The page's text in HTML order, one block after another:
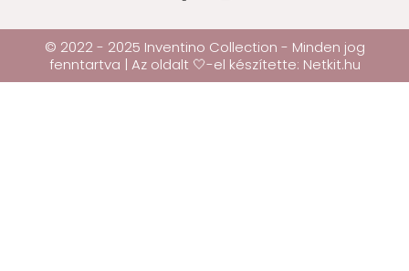
© 2022 - 2025 Inventino Collection - Minden jog
fenntartva | Az oldalt 🤍-el készítette: Netkit.hu